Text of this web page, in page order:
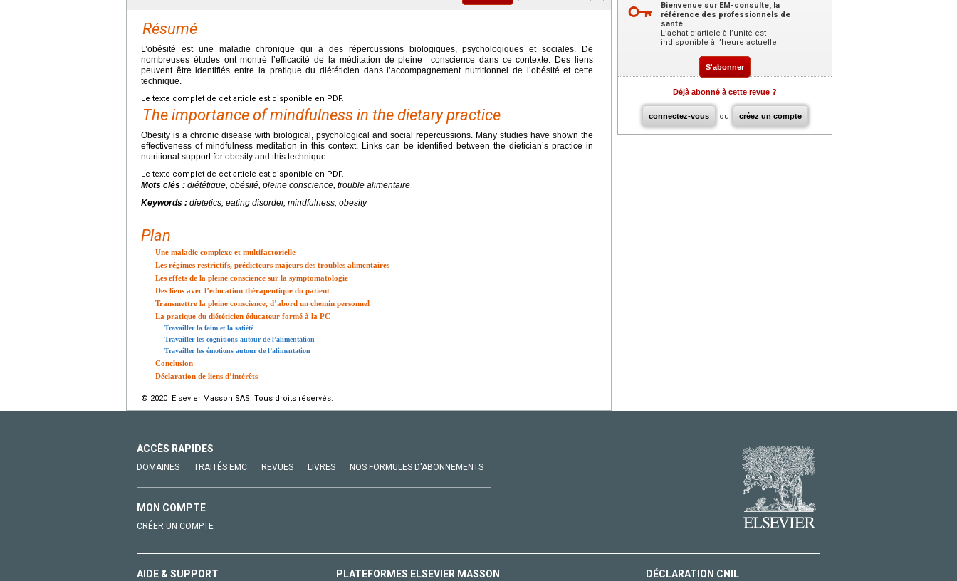
Résumé
L’obésité est une maladie chronique qui a des répercussions biologiques, psychologiques et sociales. De
nombreuses études ont montré l’efficacité de la méditation de pleine conscience dans ce contexte. Des liens
peuvent être identifiés entre la pratique du diététicien dans l’accompagnement nutritionnel de l’obésité et cette
technique.
Le texte complet de cet article est disponible en PDF.
The importance of mindfulness in the dietary practice
Obesity is a chronic disease with biological, psychological and social repercussions. Many studies have shown the
effectiveness of mindfulness meditation in this context. Links can be identified between the dietician’s practice in
nutritional support for obesity and this technique.
Le texte complet de cet article est disponible en PDF.
Mots clés : diététique, obésité, pleine conscience, trouble alimentaire
Keywords : dietetics, eating disorder, mindfulness, obesity
Plan
Une maladie complexe et multifactorielle
Les régimes restrictifs, prédicteurs majeurs des troubles alimentaires
Les effets de la pleine conscience sur la symptomatologie
Des liens avec l’éducation thérapeutique du patient
Transmettre la pleine conscience, d’abord un chemin personnel
La pratique du diététicien éducateur formé à la PC
Travailler la faim et la satiété
Travailler les cognitions autour de l’alimentation
Travailler les émotions autour de l’alimentation
Conclusion
Déclaration de liens d’intérêts
© 2020 Elsevier Masson SAS. Tous droits réservés.
Bienvenue sur EM-consulte, la
référence des professionnels de
santé.
L’achat d’article à l’unité est
indisponible à l’heure actuelle.
S'abonner
Déjà abonné à cette revue ?
connectez-vous ou créez un compte
ACCÈS RAPIDES
DOMAINES TRAITÉS EMC REVUES LIVRES NOS FORMULES D'ABONNEMENTS
MON COMPTE
CRÉER UN COMPTE
AIDE & SUPPORT PLATEFORMES ELSEVIER MASSON DÉCLARATION CNIL